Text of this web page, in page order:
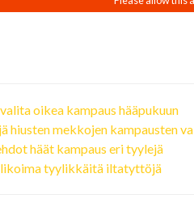
oikea kampaus hääpukuun
hiusten mekkojen kampausten
häät kampaus eri tyylejä
tyylikkäitä iltatyttöjä